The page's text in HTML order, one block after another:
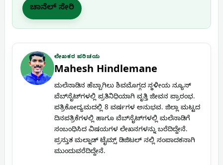
ಚಾನೆಲ್ ಸೇರಿ
ಲೇಖಕರ ಪರಿಚಯ
Mahesh Hindlemane
ಮಲೆನಾಡಿನ ಹೆಬ್ಬಾಗಿಲು ಶಿವಮೊಗ್ಗದ ಸ್ಥಳೀಯ ನ್ಯೂಸ್
ವೆಬ್‌ಸೈಟ್‌ಗಳಲ್ಲಿ ಪ್ರತಿನಿಧಿಯಾಗಿ ವೃತ್ತಿ ಜೀವನ ಪ್ರಾರಂಭ.
ಪತ್ರಿಕೋದ್ಯಮದಲ್ಲಿ 8 ವರ್ಷಗಳ ಅನುಭವ. ಜಿಲ್ಲಾ ಮಟ್ಟದ
ದಿನಪತ್ರಿಕೆಗಳಲ್ಲಿ ಹಾಗೂ ವೆಬ್‌ಸೈಟ್‌ಗಳಲ್ಲಿ ಮಲೆನಾಡಿಗೆ
ಸಂಬಂಧಿಸಿದ ವಿಷಯಗಳ ಲೇಖನಗಳನ್ನು ಬರೆದಿದ್ದೇನೆ.
ಪ್ರಸ್ತುತ ಮಲ್ನಾಡ್ ಟೈಮ್ಸ್ ಡಿಜಿಟಲ್ ನಲ್ಲಿ ಸಂಪಾದಕನಾಗಿ
ಮುಂದುವರೆದಿದ್ದೇನೆ.